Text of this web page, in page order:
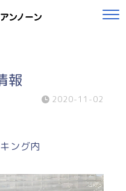
報
2020-11-02
ング内